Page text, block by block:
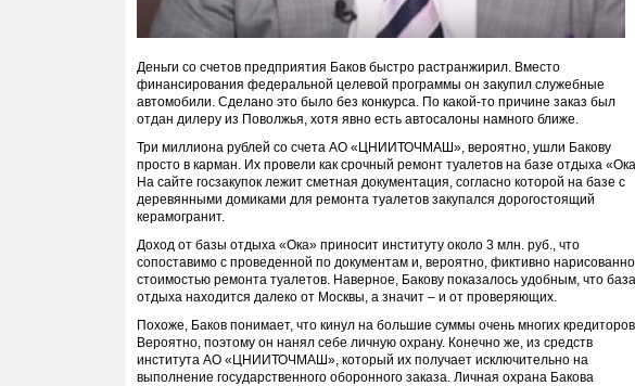
Деньги со счетов предприятия Баков быстро растранжирил. Вместо
финансирования федеральной целевой программы он закупил служебные
автомобили. Сделано это было без конкурса. По какой-то причине заказ был
отдан дилеру из Поволжья, хотя явно есть автосалоны намного ближе.
Три миллиона рублей со счета АО «ЦНИИТОЧМАШ», вероятно, ушли Бакову
просто в карман. Их провели как срочный ремонт туалетов на базе отдыха
На сайте госзакупок лежит сметная документация, согласно которой на базе с
деревянными домиками для ремонта туалетов закупался дорогостоящий
керамогранит.
Доход от базы отдыха «Ока» приносит институту около 3 млн. руб., что
сопоставимо с проведенной по документам и, вероятно, фиктивно
стоимостью ремонта туалетов. Наверное, Бакову показалось удобным, что база
отдыха находится далеко от Москвы, а значит – и от проверяющих.
Похоже, Баков понимает, что кинул на большие суммы очень многих
Вероятно, поэтому он нанял себе личную охрану. Конечно же, из средств
института АО «ЦНИИТОЧМАШ», который их получает исключительно на
выполнение государственного оборонного заказа. Личная охрана Бакова